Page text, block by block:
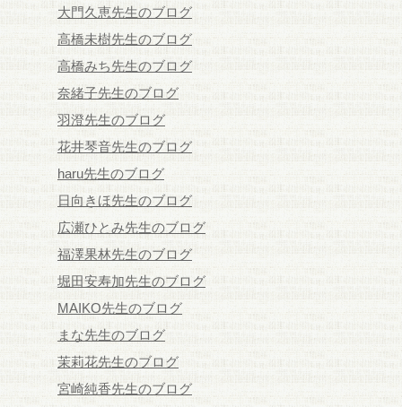
大門久恵先生のブログ
高橋未樹先生のブログ
高橋みち先生のブログ
奈緒子先生のブログ
羽澄先生のブログ
花井琴音先生のブログ
haru先生のブログ
日向きほ先生のブログ
広瀬ひとみ先生のブログ
福澤果林先生のブログ
堀田安寿加先生のブログ
MAIKO先生のブログ
まな先生のブログ
茉莉花先生のブログ
宮崎純香先生のブログ